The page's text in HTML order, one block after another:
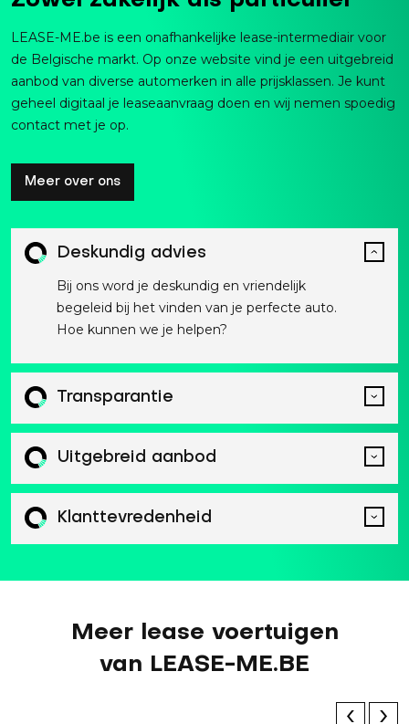
LEASE-ME.be is een onafhankelijke lease-intermediair voor
de Belgische markt. Op onze website vind je een uitgebreid
aanbod van diverse automerken in alle prijsklassen. Je kunt
geheel digitaal je leaseaanvraag doen en wij nemen spoedig
contact met je op.
Meer over ons
Deskundig advies
Bij ons word je deskundig en vriendelijk
begeleid bij het vinden van je perfecte auto.
Hoe kunnen we je helpen?
Transparantie
Uitgebreid aanbod
Klanttevredenheid
Meer lease voertuigen
van LEASE-ME.BE